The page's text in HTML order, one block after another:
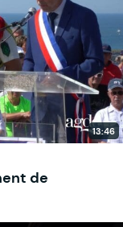
13:46
de